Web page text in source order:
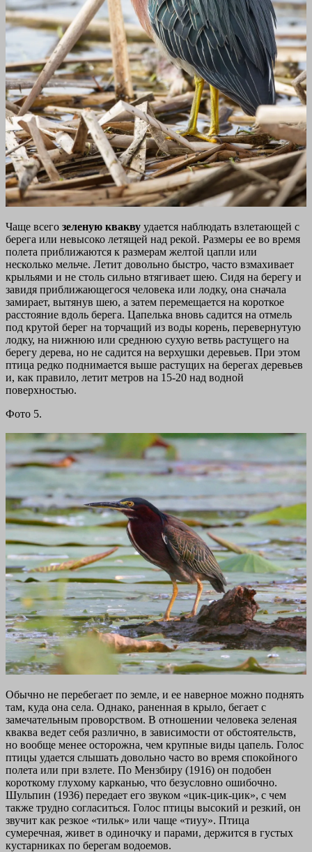
Чаще всего зеленую квакву удается наблюдать взлетающей с
берега или невысоко летящей над рекой. Размеры ее во время
полета приближаются к размерам желтой цапли или
несколько мельче. Летит довольно быстро, часто взмахивает
крыльями и не столь сильно втягивает шею. Сидя на берегу и
завидя приближающегося человека или лодку, она сначала
замирает, вытянув шею, а затем перемещается на короткое
расстояние вдоль берега. Цапелька вновь садится на отмель
под крутой берег на торчащий из воды корень, перевернутую
лодку, на нижнюю или среднюю сухую ветвь растущего на
берегу дерева, но не садится на верхушки деревьев. При этом
птица редко поднимается выше растущих на берегах деревьев
и, как правило, летит метров на 15-20 над водной
поверхностью.
Фото 5.
Обычно не перебегает по земле, и ее наверное можно поднять
там, куда она села. Однако, раненная в крыло, бегает с
замечательным проворством. В отношении человека зеленая
кваква ведет себя различно, в зависимости от обстоятельств,
но вообще менее осторожна, чем крупные виды цапель. Голос
птицы удается слышать довольно часто во время спокойного
полета или при взлете. По Мензбиру (1916) он подобен
короткому глухому карканью, что безусловно ошибочно.
Шульпин (1936) передает его звуком «цик-цик-цик», с чем
также трудно согласиться. Голос птицы высокий и резкий, он
звучит как резкое «тильк» или чаще «тиуу». Птица
сумеречная, живет в одиночку и парами, держится в густых
кустарниках по берегам водоемов.